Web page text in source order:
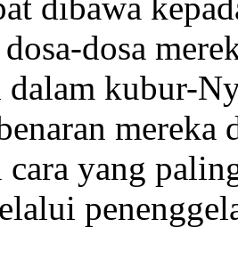
dosa
kubur-
mereka
cara yang